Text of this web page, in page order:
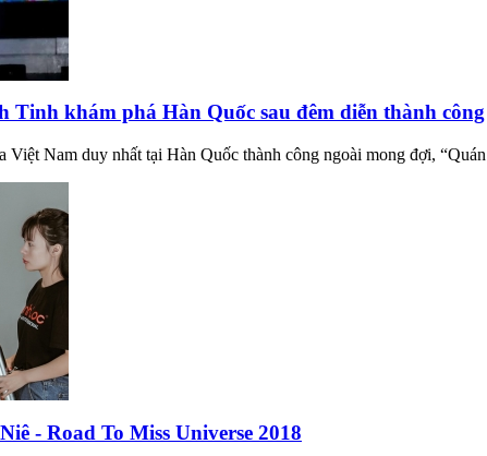
Tinh khám phá Hàn Quốc sau đêm diễn thành công
Việt Nam duy nhất tại Hàn Quốc thành công ngoài mong đợi,
- Road To Miss Universe 2018